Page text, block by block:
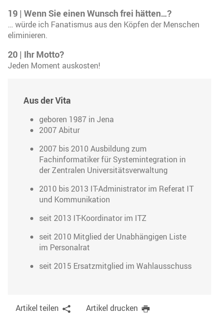
19 | Wenn Sie einen Wunsch frei hätten…?
… würde ich Fanatismus aus den Köpfen der Menschen
eliminieren.
20 | Ihr Motto?
Jeden Moment auskosten!
Aus der Vita
geboren 1987 in Jena
2007 Abitur
2007 bis 2010 Ausbildung zum
Fachinformatiker für Systemintegration in
der Zentralen Universitätsverwaltung
2010 bis 2013 IT-­Admin­istrator im Referat IT
und Kommunikation
seit 2013 IT-Koordinator im ITZ
seit 2010 Mitglied der Unabhängigen Liste
im Personalrat
seit 2015 Ersatzmitglied im Wahlausschuss
Artikel teilen Artikel drucken